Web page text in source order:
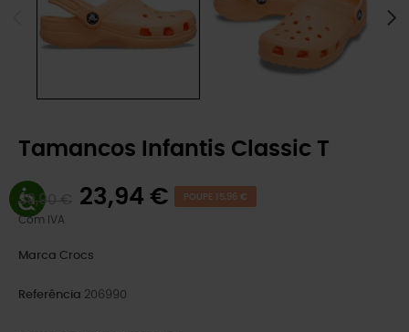
Tamancos Infantis Classic T
39,90 € 23,94 € POUPE 15,96 €
Com IVA
Marca Crocs
Referência 206990